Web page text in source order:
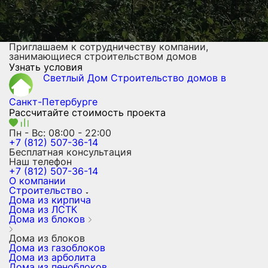
Приглашаем к сотрудничеству компании,
занимающиеся строительством домов
Узнать условия
Светлый Дом Строительство домов в
Санкт-Петербурге
Рассчитайте стоимость проекта
Пн - Вс: 08:00 - 22:00
+7 (812) 507-36-14
Бесплатная консультация
Наш телефон
+7 (812) 507-36-14
О компании
Строительство
Дома из кирпича
Дома из ЛСТК
Дома из блоков
Дома из блоков
Дома из газоблоков
Дома из арболита